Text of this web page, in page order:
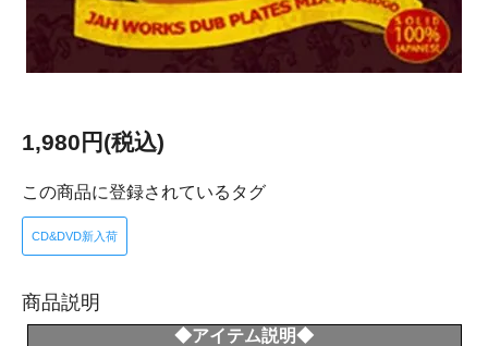
1,980円(税込)
この商品に登録されているタグ
CD&DVD新入荷
商品説明
◆アイテム説明◆